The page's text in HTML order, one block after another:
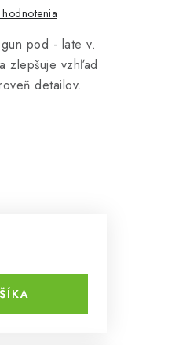
pod - late v.
zlepšuje vzhľad
detailov.